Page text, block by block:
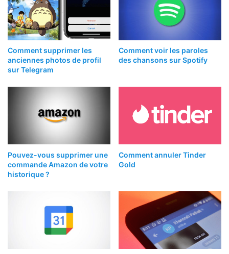
Comment supprimer les
anciennes photos de profil
sur Telegram
Comment voir les paroles
des chansons sur Spotify
Pouvez-vous supprimer une
commande Amazon de votre
historique ?
Comment annuler Tinder
Gold